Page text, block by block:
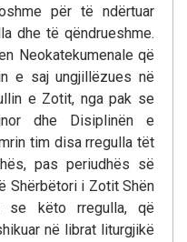
për të ndërtuar
dhe të qëndrueshme.
Neokatekumenale që
e saj ungjillëzues në
e Zotit, nga pak se
dhe Disiplinën e
tim disa rregulla tët
pas periudhës së
Shërbëtori i Zotit Shën
këto rregulla, që
në librat liturgjikë